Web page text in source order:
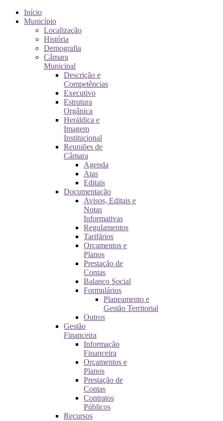
Início
Município
Localização
História
Demografia
Câmara
Municipal
Descrição e
Competências
Executivo
Estrutura
Orgânica
Heráldica e
Imagem
Institucional
Reuniões de
Câmara
Agenda
Atas
Editais
Documentação
Avisos, Editais e
Notas
Informativas
Regulamentos
Tarifários
Orçamentos e
Planos
Prestação de
Contas
Balanço Social
Formulários
Planeamento e
Gestão Territorial
Outros
Gestão
Financeira
Informação
Financeira
Orçamentos e
Planos
Prestação de
Contas
Contratos
Públicos
Recursos